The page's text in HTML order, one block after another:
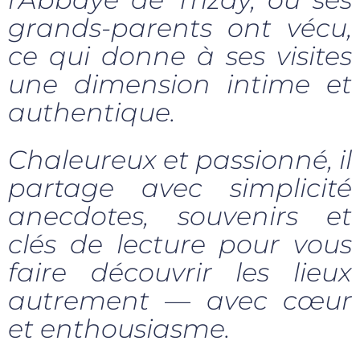
grands-parents ont vécu,
ce qui donne à ses visites
une dimension intime et
authentique.
Chaleureux et passionné, il
partage avec simplicité
anecdotes, souvenirs et
clés de lecture pour vous
faire découvrir les lieux
autrement — avec cœur
et enthousiasme.